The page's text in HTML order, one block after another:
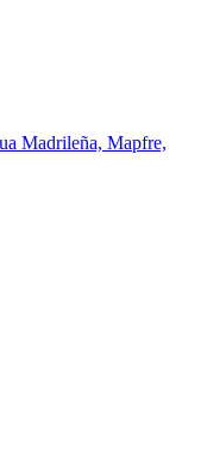
Madrileña, Mapfre,